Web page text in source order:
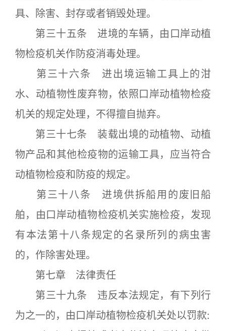
具、除害、封存或者销毁处理。
第三十五条 进境的车辆，由口岸动植
物检疫机关作防疫消毒处理。
第三十六条 进出境运输工具上的泔
水、动植物性废弃物，依照口岸动植物检疫
机关的规定处理，不得擅自抛弃。
第三十七条 装载出境的动植物、动植
物产品和其他检疫物的运输工具，应当符合
动植物检疫和防疫的规定。
第三十八条 进境供拆船用的废旧船
舶，由口岸动植物检疫机关实施检疫，发现
有本法第十八条规定的名录所列的病虫害
的，作除害处理。
第七章 法律责任
第三十九条 违反本法规定，有下列行
为之一的，由口岸动植物检疫机关处以罚款: